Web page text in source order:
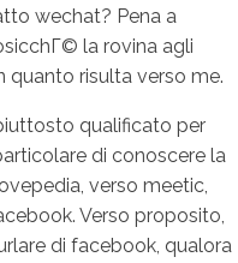
wechat? Pena a
la rovina agli
quanto risulta verso me.
qualificato per
di conoscere la
verso meetic,
Verso proposito,
di facebook, qualora